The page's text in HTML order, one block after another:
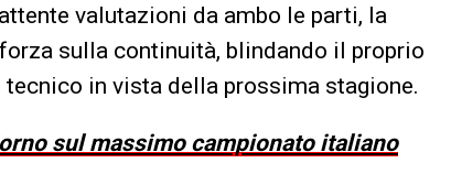
valutazioni da ambo le parti, la
sulla continuità, blindando il proprio
in vista della prossima stagione.
sul massimo campionato italiano